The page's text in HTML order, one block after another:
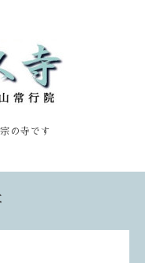
の寺です